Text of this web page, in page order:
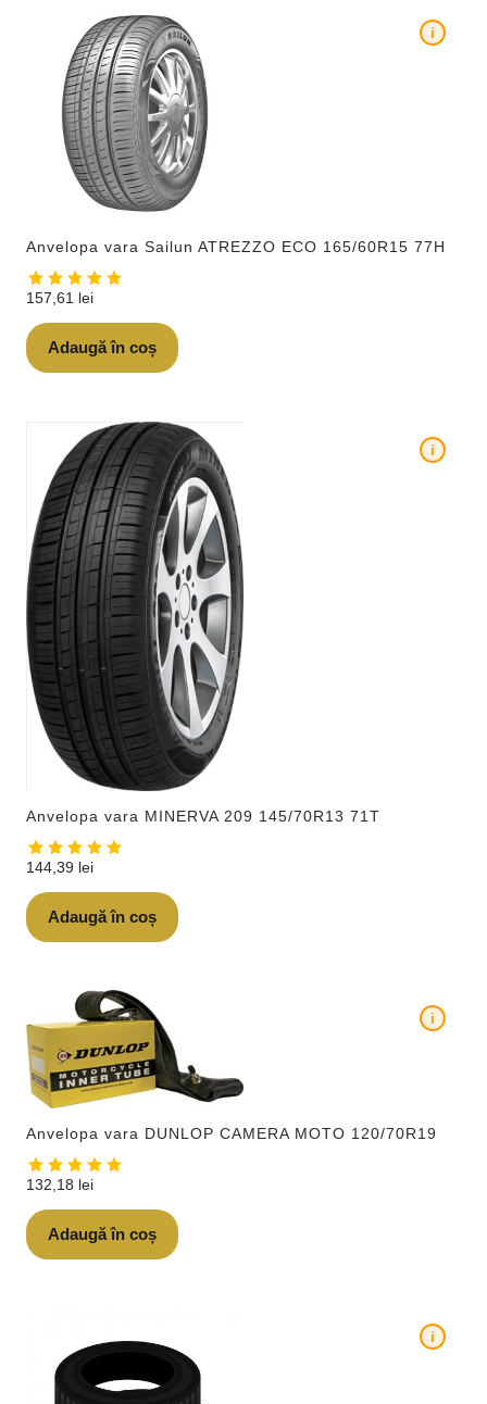
Anvelopa vara Sailun ATREZZO ECO 165/60R15 77H
i
157,61 lei
Adaugă în coș
Anvelopa vara MINERVA 209 145/70R13 71T
i
144,39 lei
Adaugă în coș
Anvelopa vara DUNLOP CAMERA MOTO 120/70R19
i
132,18 lei
Adaugă în coș
i